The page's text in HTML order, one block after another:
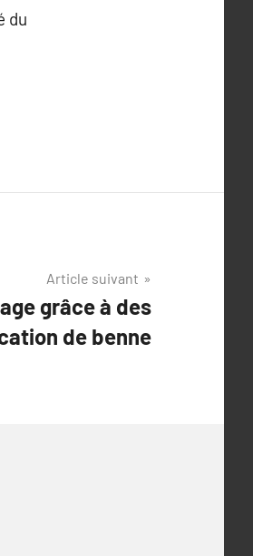
du
Article suivant
grâce à des
de benne